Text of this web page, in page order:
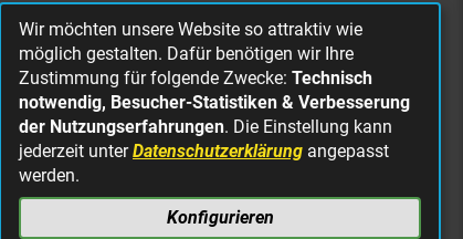
Bürgerbüro
Online Rathaus
Was erledige ich wo?
Stellenangebote
Mängelmeldung
defekt
Wir möchten unsere Website so attraktiv wie
möglich gestalten. Dafür benötigen wir Ihre
Zustimmung für folgende Zwecke: Technisch
notwendig, Besucher-Statistiken & Verbesserung
der Nutzungserfahrungen. Die Einstellung kann
jederzeit unterDatenschutzerklärung angepasst
werden.
Konfigurieren